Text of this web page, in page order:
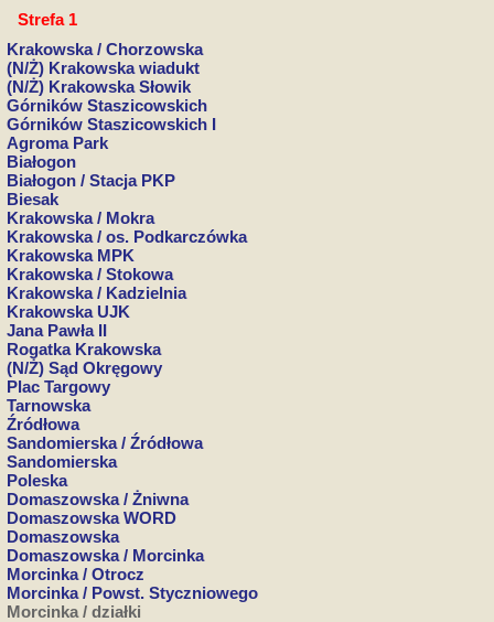
Strefa 1
Krakowska / Chorzowska
(N/Ż) Krakowska wiadukt
(N/Ż) Krakowska Słowik
Górników Staszicowskich
Górników Staszicowskich I
Agroma Park
Białogon
Białogon / Stacja PKP
Biesak
Krakowska / Mokra
Krakowska / os. Podkarczówka
Krakowska MPK
Krakowska / Stokowa
Krakowska / Kadzielnia
Krakowska UJK
Jana Pawła II
Rogatka Krakowska
(N/Ż) Sąd Okręgowy
Plac Targowy
Tarnowska
Źródłowa
Sandomierska / Źródłowa
Sandomierska
Poleska
Domaszowska / Żniwna
Domaszowska WORD
Domaszowska
Domaszowska / Morcinka
Morcinka / Otrocz
Morcinka / Powst. Styczniowego
Morcinka / działki